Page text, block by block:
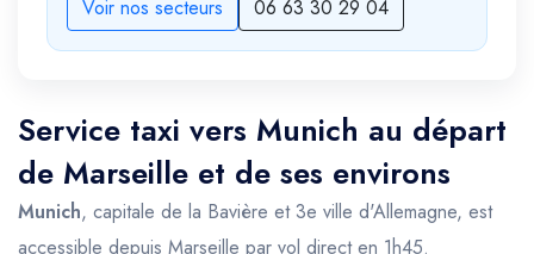
Voir nos secteurs
06 63 30 29 04
Service taxi vers Munich au départ
de Marseille et de ses environs
Munich, capitale de la Bavière et 3e ville d'Allemagne, est
accessible depuis Marseille par vol direct en 1h45.